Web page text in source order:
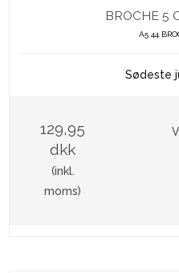
BROCHE 5
A5 44
Sødeste
129,95
dkk
(inkl.
moms)